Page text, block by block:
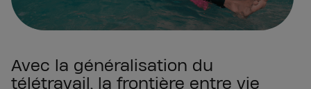
Avec la généralisation du
télétravail, la frontière entre vie